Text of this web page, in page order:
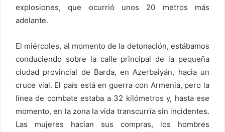
explosiones, que ocurrió unos 20 metros más
adelante.
El miércoles, al momento de la detonación, estábamos
conduciendo sobre la calle principal de la pequeña
ciudad provincial de Barda, en Azerbaiyán, hacia un
cruce vial. El país está en guerra con Armenia, pero la
línea de combate estaba a 32 kilómetros y, hasta ese
momento, en la zona la vida transcurría sin incidentes.
Las mujeres hacían sus compras, los hombres